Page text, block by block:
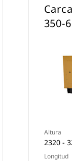
350-
Altura
2320 -
Longitud